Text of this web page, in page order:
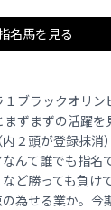
名馬を見る
１ブラックオリン
まずまずの活躍を
２頭が登録抹消
んて誰でも指名
ど勝っても負け
為せる業か。今